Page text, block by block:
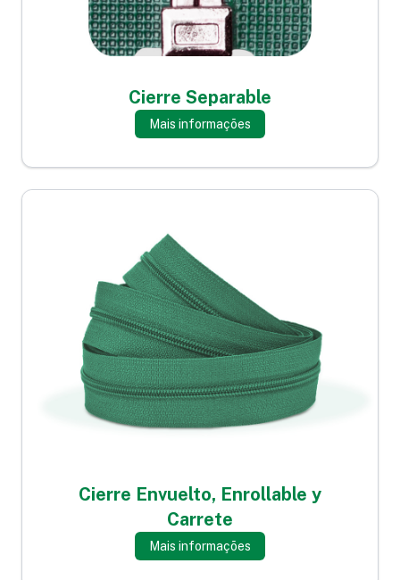
Cierre Separable
Mais informações
Cierre Envuelto, Enrollable y
Carrete
Mais informações